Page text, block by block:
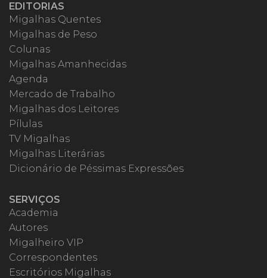
EDITORIAS
Migalhas Quentes
Migalhas de Peso
Colunas
Migalhas Amanhecidas
Agenda
Mercado de Trabalho
Migalhas dos Leitores
Pílulas
TV Migalhas
Migalhas Literárias
Dicionário de Péssimas Expressões
SERVIÇOS
Academia
Autores
Migalheiro VIP
Correspondentes
Escritórios Migalhas